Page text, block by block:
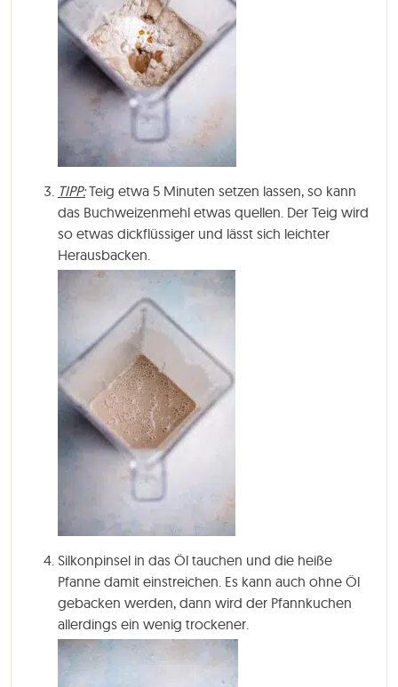
TIPP:Teig etwa 5 Minuten setzen lassen, so kann
das Buchweizenmehl etwas quellen. Der Teig wird
so etwas dickflüssiger und lässt sich leichter
Herausbacken.
Silkonpinsel in das Öl tauchen und die heiße
Pfanne damit einstreichen. Es kann auch ohne Öl
gebacken werden, dann wird der Pfannkuchen
allerdings ein wenig trockener.